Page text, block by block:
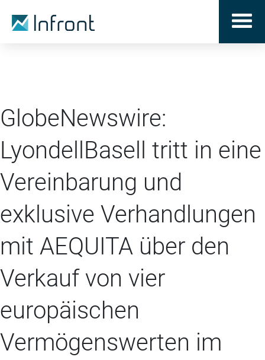
GlobeNewswire:
LyondellBasell tritt in eine
Vereinbarung und
exklusive Verhandlungen
mit AEQUITA über den
Verkauf von vier
europäischen
Vermögenswerten im